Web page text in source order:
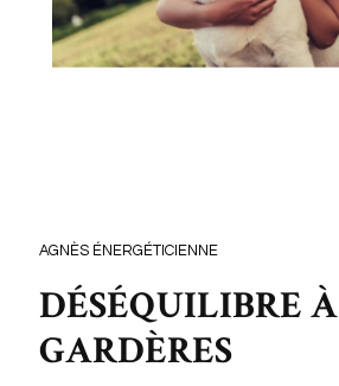
AGNÈS ÉNERGÉTICIENNE
DÉSÉQUILIBRE À
GARDÈRES